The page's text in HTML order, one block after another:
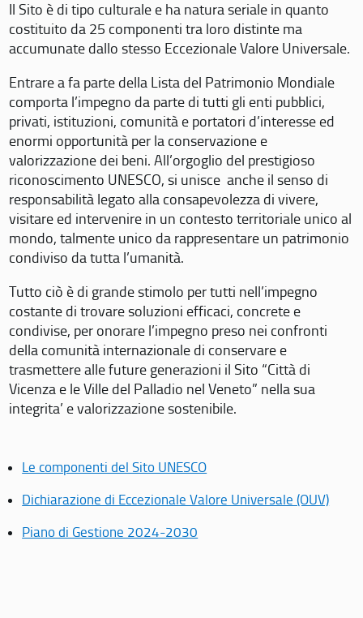
Il Sito è di tipo culturale e ha natura seriale in quanto
costituito da 25 componenti tra loro distinte ma
accumunate dallo stesso Eccezionale Valore Universale.
Entrare a fa parte della Lista del Patrimonio Mondiale
comporta l’impegno da parte di tutti gli enti pubblici,
privati, istituzioni, comunità e portatori d’interesse ed
enormi opportunità per la conservazione e
valorizzazione dei beni. All’orgoglio del prestigioso
riconoscimento UNESCO, si unisce anche il senso di
responsabilità legato alla consapevolezza di vivere,
visitare ed intervenire in un contesto territoriale unico al
mondo, talmente unico da rappresentare un patrimonio
condiviso da tutta l’umanità.
Tutto ciò è di grande stimolo per tutti nell’impegno
costante di trovare soluzioni efficaci, concrete e
condivise, per onorare l’impegno preso nei confronti
della comunità internazionale di conservare e
trasmettere alle future generazioni il Sito “Città di
Vicenza e le Ville del Palladio nel Veneto” nella sua
integrita’ e valorizzazione sostenibile.
Le componenti del Sito UNESCO
Dichiarazione di Eccezionale Valore Universale (OUV)
Piano di Gestione 2024-2030